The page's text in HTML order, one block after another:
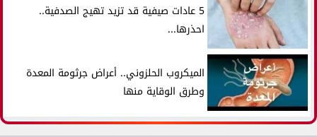
5 عادات صيفية قد تزيد تهيج الصدفية..
احذرها...
الميكروب الحلزوني.. أعراض جرثومة المعدة
وطرق الوقاية منها